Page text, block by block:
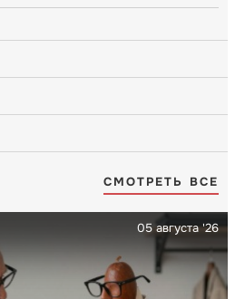
СМОТРЕТЬ ВСЕ
05 августа '26